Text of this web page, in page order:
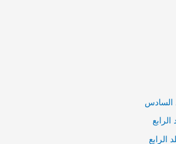
السادس
الرابع
الرابع